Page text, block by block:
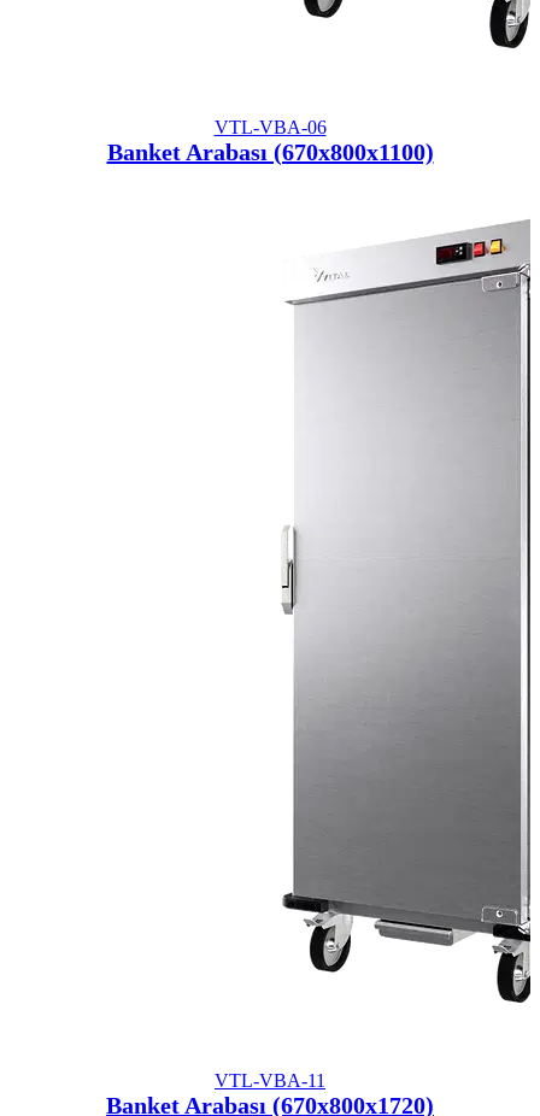
VTL-VBA-06
Banket Arabası (670x800x1100)
VTL-VBA-11
Banket Arabası (670x800x1720)